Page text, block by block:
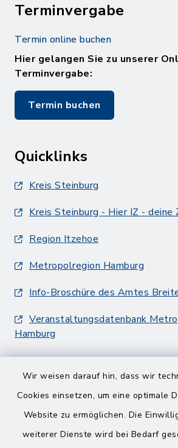
Wir weisen darauf hin, dass wir
Cookies einsetzen, um eine optimale
Website zu ermöglichen. Die
weiterer Dienste wird bei Bedarf
Terminvergabe
Termin online buchen
Hier gelangen Sie zu unserer
Terminvergabe:
Termin buchen
Quicklinks
Kreis Steinburg
Kreis Steinburg - Hier IZ - deine
Region Itzehoe
Metropolregion Hamburg
Info-Broschüre des Amtes
Veranstaltungsdatenbank
Hamburg